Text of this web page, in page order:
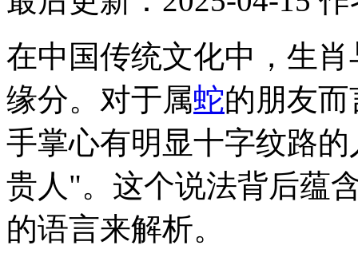
在中国传统文化中，生
缘分。对于属蛇的朋友
手掌心有明显十字纹路
贵人"。这个说法背后蕴
的语言来解析。